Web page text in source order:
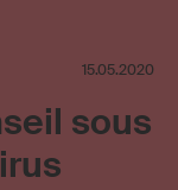
15.05.2020
sous